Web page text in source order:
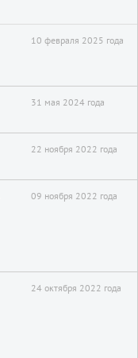
10 февраля 2025 года
31 мая 2024 года
22 ноября 2022 года
09 ноября 2022 года
24 октября 2022 года